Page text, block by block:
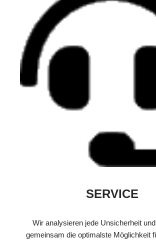
SERVICE
Wir analysieren jede Unsicherheit
gemeinsam die optimalste Möglichkeit